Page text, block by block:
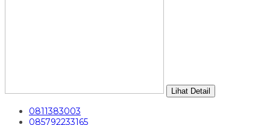
Lihat Detail
0811383003
085792233165